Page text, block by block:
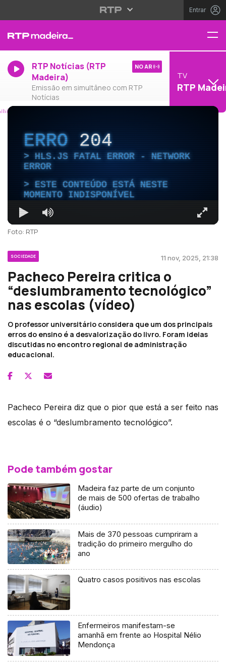
Entrar
RTP Notícias (RTP
Madeira)
Emissão em simultâneo com RTP
Notícias
NO AR
TV
RTP
ERRO204
HLS.JS FATAL ERROR - NETWORK
ERROR
ESTE CONTEÚDO ESTÁ NESTE
MOMENTO INDISPONÍVEL
Foto: RTP
SOCIEDADE 11 nov, 2025, 21:38
Pacheco Pereira critica o
“deslumbramento tecnológico”
nas escolas (vídeo)
O professor universitário considera que um dos principais
erros do ensino é a desvalorização do livro. Foram ideias
discutidas no encontro regional de administração
educacional.
Pacheco Pereira diz que o pior que está a ser feito nas
escolas é o “deslumbramento tecnológico”.
Pode também gostar
Madeira faz parte de um conjunto
de mais de 500 ofertas de trabalho
(áudio)
Mais de 370 pessoas cumpriram a
tradição do primeiro mergulho do
ano
Quatro casos positivos nas escolas
Enfermeiros manifestam-se
amanhã em frente ao Hospital Nélio
Mendonça